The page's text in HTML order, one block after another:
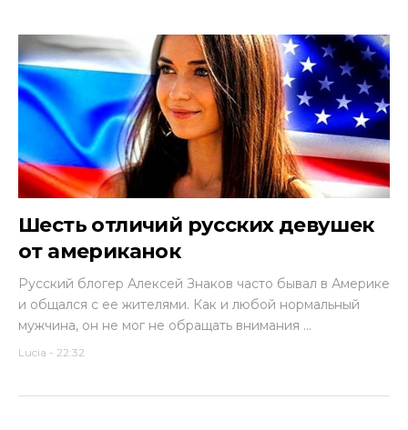
Шесть отличий русских девушек
от американок
Русский блогер Алексей Знаков часто бывал в Америке
и общался с ее жителями. Как и любой нормальный
мужчина, он не мог не обращать внимания ...
Lucia - 22:32